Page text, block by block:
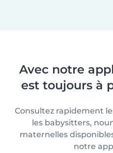
Avec notre
est toujours à
Consultez rapidement
les babysitters,
maternelles
notre